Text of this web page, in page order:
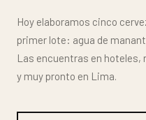
Hoy elaboramos cinco
primer lote: agua de
Las encuentras en hoteles,
y muy pronto en Lima.